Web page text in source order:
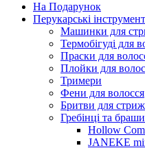
На Подарунок
Перукарські
Машинки для
Термобігуді для
Праски для
Плойки для
Тримери
Фени для волосся
Бритви для
Гребінці та
Hollow
JANEKE